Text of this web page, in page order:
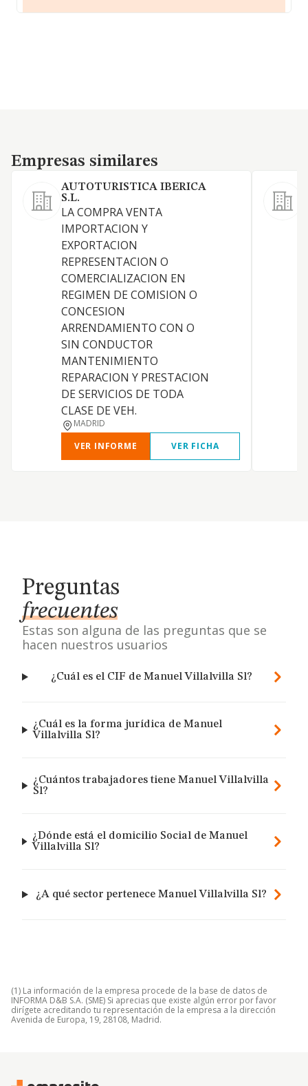
Empresas similares
Empresas similares
AUTOTURISTICA IBERICA
S.L.
LA COMPRA VENTA
IMPORTACION Y
EXPORTACION
REPRESENTACION O
COMERCIALIZACION EN
REGIMEN DE COMISION O
CONCESION
ARRENDAMIENTO CON O
SIN CONDUCTOR
MANTENIMIENTO
REPARACION Y PRESTACION
DE SERVICIOS DE TODA
CLASE DE VEH.
MADRID
VER INFORME
VER FICHA
Preguntas
frecuentes
Estas son alguna de las preguntas que se
hacen nuestros usuarios
¿Cuál es el CIF de Manuel Villalvilla Sl?
¿Cuál es la forma jurídica de Manuel
Villalvilla Sl?
¿Cuántos trabajadores tiene Manuel Villalvilla
Sl?
¿Dónde está el domicilio Social de Manuel
Villalvilla Sl?
¿A qué sector pertenece Manuel Villalvilla Sl?
(1) La información de la empresa procede de la base de datos de
INFORMA D&B S.A. (SME) Si aprecias que existe algún error por favor
dirígete acreditando tu representación de la empresa a la dirección
Avenida de Europa, 19, 28108, Madrid.